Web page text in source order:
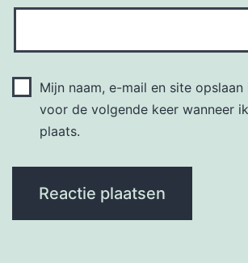
Mijn naam, e-mail en site
voor de volgende keer wanneer
plaats.